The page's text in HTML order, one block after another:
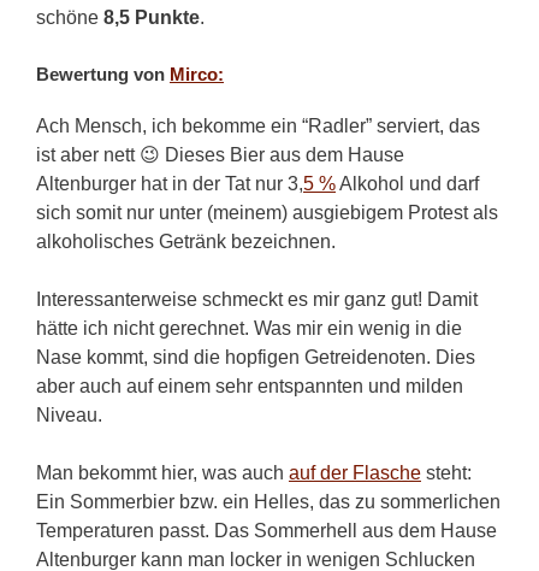
schöne 8,5 Punkte.
Bewertung von Mirco:
Ach Mensch, ich bekomme ein “Radler” serviert, das
ist aber nett 😉 Dieses Bier aus dem Hause
Altenburger hat in der Tat nur 3,5 %Alkohol und darf
sich somit nur unter (meinem) ausgiebigem Protest als
alkoholisches Getränk bezeichnen.
Interessanterweise schmeckt es mir ganz gut! Damit
hätte ich nicht gerechnet. Was mir ein wenig in die
Nase kommt, sind die hopfigen Getreidenoten. Dies
aber auch auf einem sehr entspannten und milden
Niveau.
Man bekommt hier, was auch auf der Flasche steht:
Ein Sommerbier bzw. ein Helles, das zu sommerlichen
Temperaturen passt. Das Sommerhell aus dem Hause
Altenburger kann man locker in wenigen Schlucken